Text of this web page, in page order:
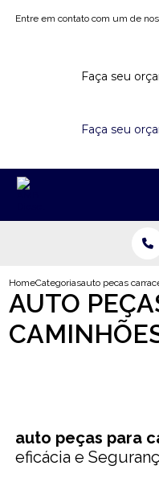
Entre em contato com um de
Faça seu
Faça seu
HomeCategoriasauto pecas
AUTO
auto peças para
eficácia e